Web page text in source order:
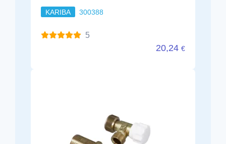
KARIBA 300388
5
20,24 €